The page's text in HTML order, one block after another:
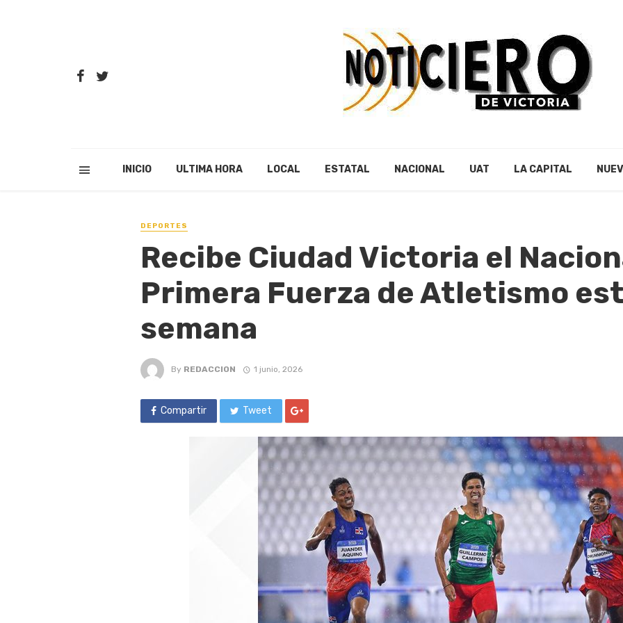
INICIO ULTIMA HORA LOCAL ESTATAL NACIONAL UAT LA CAPITAL
DEPORTES
Recibe Ciudad Victoria el
Primera Fuerza de Atletismo
semana
By REDACCION 1 junio, 2026
Compartir Tweet